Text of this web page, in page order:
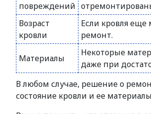
повреждений
Возраст
кровли
Если кровля
ремонт.
Материалы
Некоторые
даже при
В любом случае, решение о
состояние кровли и ее